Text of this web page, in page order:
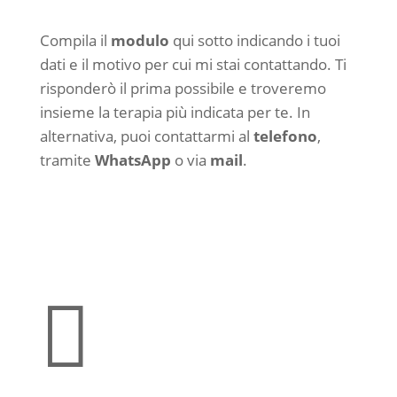
Compila il modulo qui sotto indicando i tuoi
dati e il motivo per cui mi stai contattando. Ti
risponderò il prima possibile e troveremo
insieme la terapia più indicata per te. In
alternativa, puoi contattarmi al telefono,
tramite WhatsApp o via mail.
